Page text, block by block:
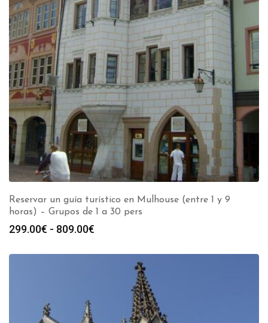
Reservar un guía turístico en Mulhouse (entre 1 y 9
horas) – Grupos de 1 a 30 pers
299.00€ - 809.00€
precios:
809.00€